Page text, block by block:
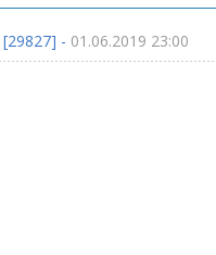
[29827] - 01.06.2019 23:00